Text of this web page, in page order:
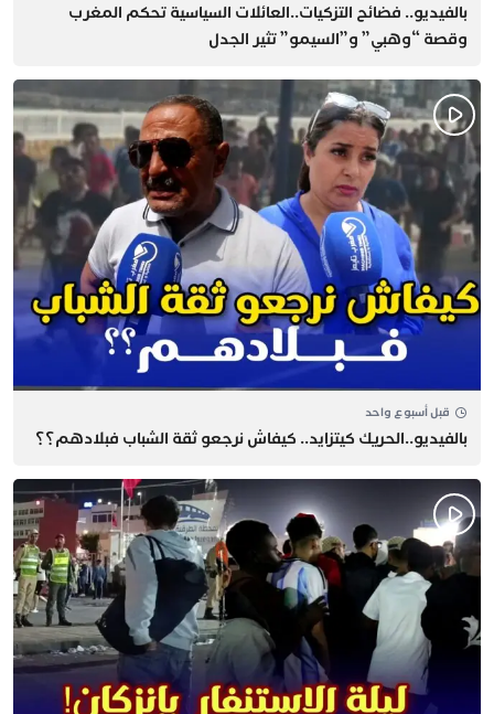
بالفيديو.. فضائح التزكيات..العائلات السياسية تحكم المغرب
وقصة “وهبي” و”السيمو” تثير الجدل
قبل أسبوع واحد
بالفيديو..الحريك كيتزايد.. كيفاش نرجعو ثقة الشباب فبلادهم؟؟